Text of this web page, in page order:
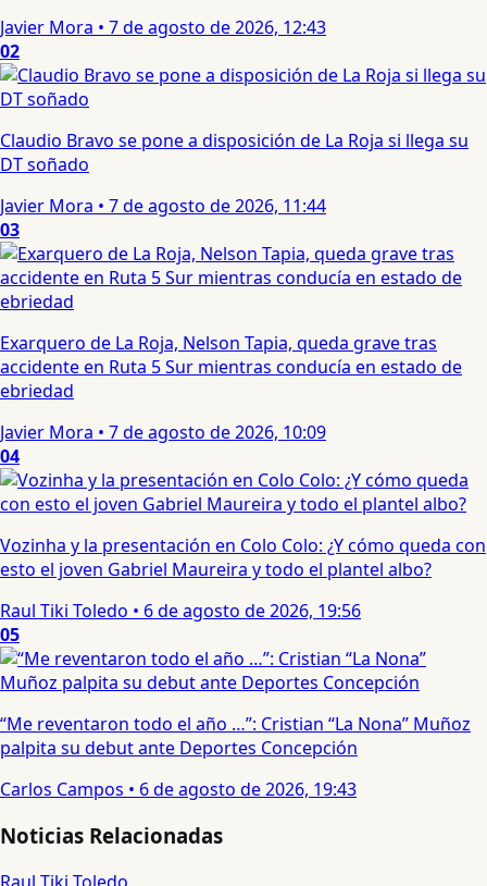
Javier Mora • 7 de agosto de 2026, 12:43
02
Claudio Bravo se pone a disposición de La Roja si llega su
DT soñado
Javier Mora • 7 de agosto de 2026, 11:44
03
Exarquero de La Roja, Nelson Tapia, queda grave tras
accidente en Ruta 5 Sur mientras conducía en estado de
ebriedad
Javier Mora • 7 de agosto de 2026, 10:09
04
Vozinha y la presentación en Colo Colo: ¿Y cómo queda con
esto el joven Gabriel Maureira y todo el plantel albo?
Raul Tiki Toledo • 6 de agosto de 2026, 19:56
05
“Me reventaron todo el año …”: Cristian “La Nona” Muñoz
palpita su debut ante Deportes Concepción
Carlos Campos • 6 de agosto de 2026, 19:43
Noticias Relacionadas
Raul Tiki Toledo